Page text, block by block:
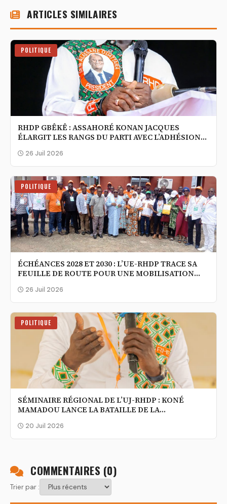
ARTICLES SIMILAIRES
POLITIQUE
RHDP GBÊKÊ : ASSAHORÉ KONAN JACQUES
ÉLARGIT LES RANGS DU PARTI AVEC L’ADHÉSION
NOUVELLE CÔTE D’IVOIRE
26 Juil 2026
POLITIQUE
ÉCHÉANCES 2028 ET 2030 : L’UE-RHDP TRACE SA
FEUILLE DE ROUTE POUR UNE MOBILISATION
26 Juil 2026
POLITIQUE
SÉMINAIRE RÉGIONAL DE L’UJ-RHDP : KONÉ
MAMADOU LANCE LA BATAILLE DE LA
20 Juil 2026
COMMENTAIRES (0)
Trier par :